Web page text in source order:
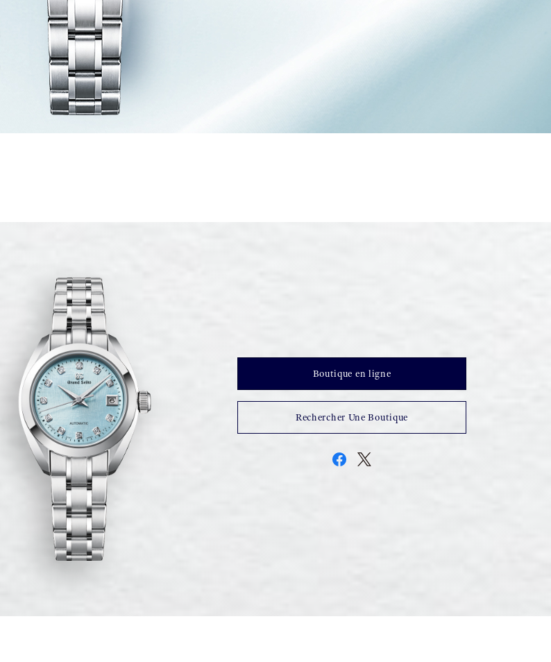
Boutique en ligne
Rechercher Une Boutique